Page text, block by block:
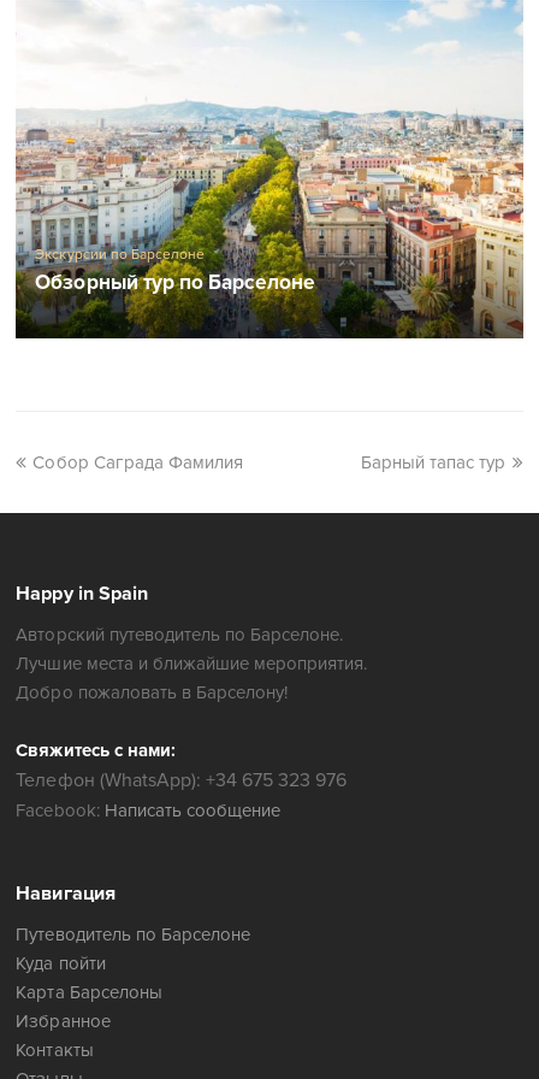
Экскурсии по Барселоне
Обзорный тур по Барселоне
Собор Саграда Фамилия Барный тапас тур
Happy in Spain
Авторский путеводитель по Барселоне.
Лучшие места и ближайшие мероприятия.
Добро пожаловать в Барселону!
Свяжитесь с нами:
Телефон (WhatsApp): +34 675 323 976
Facebook: Написать сообщение
Навигация
Путеводитель по Барселоне
Куда пойти
Карта Барселоны
Избранное
Контакты